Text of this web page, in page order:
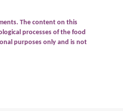
The content on this
processes of the food
purposes only and is not